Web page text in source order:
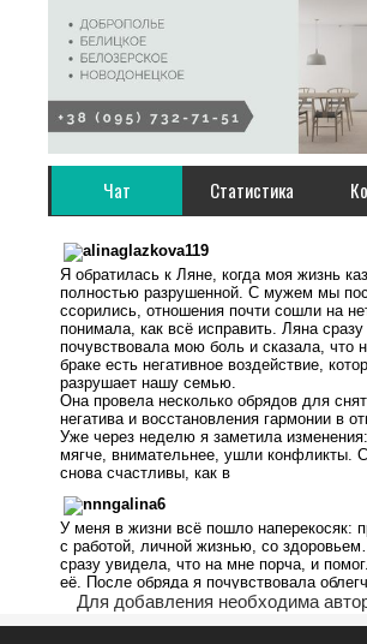
Чат Статистика
Для добавления необходима